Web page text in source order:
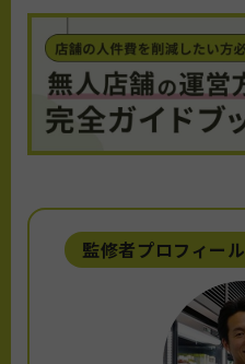
監修者プロフィール